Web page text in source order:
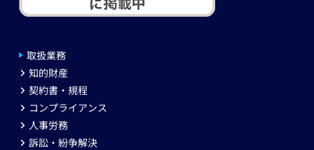
取扱業務
知的財産
契約書・規程
コンプライアンス
人事労務
訴訟・紛争解決